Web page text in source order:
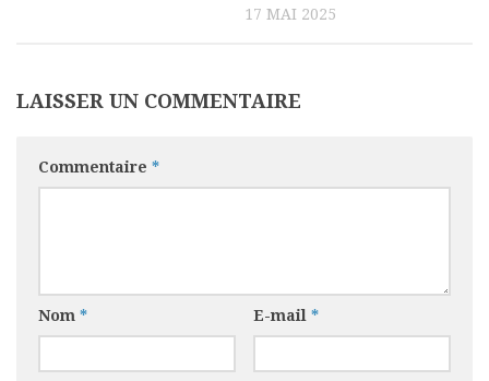
17 MAI 2025
LAISSER UN COMMENTAIRE
Commentaire *
Nom * E-mail *